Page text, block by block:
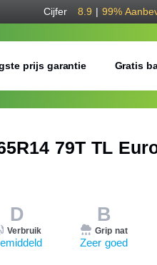
Cijfer 8.9 | 99%
prijs garantie Gratis
79T TL
D
Verbruik
B
Grip nat
Zeer goed